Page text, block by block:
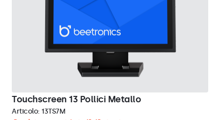
Touchscreen 13 Pollici Metallo
Articolo: 13TS7M